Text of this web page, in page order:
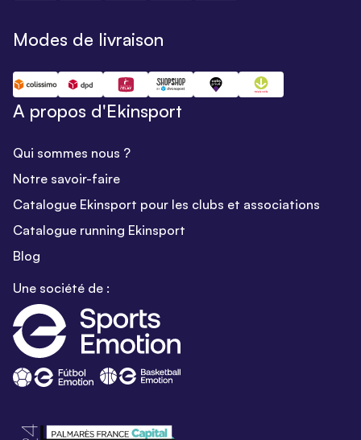
Modes de livraison
A propos d'Ekinsport
Qui sommes nous ?
Notre savoir-faire
Catalogue Ekinsport pour les clubs et associations
Catalogue running Ekinsport
Blog
Une société de :